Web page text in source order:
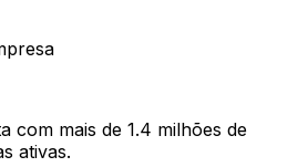
com mais de 1.4 milhões de
ativas.